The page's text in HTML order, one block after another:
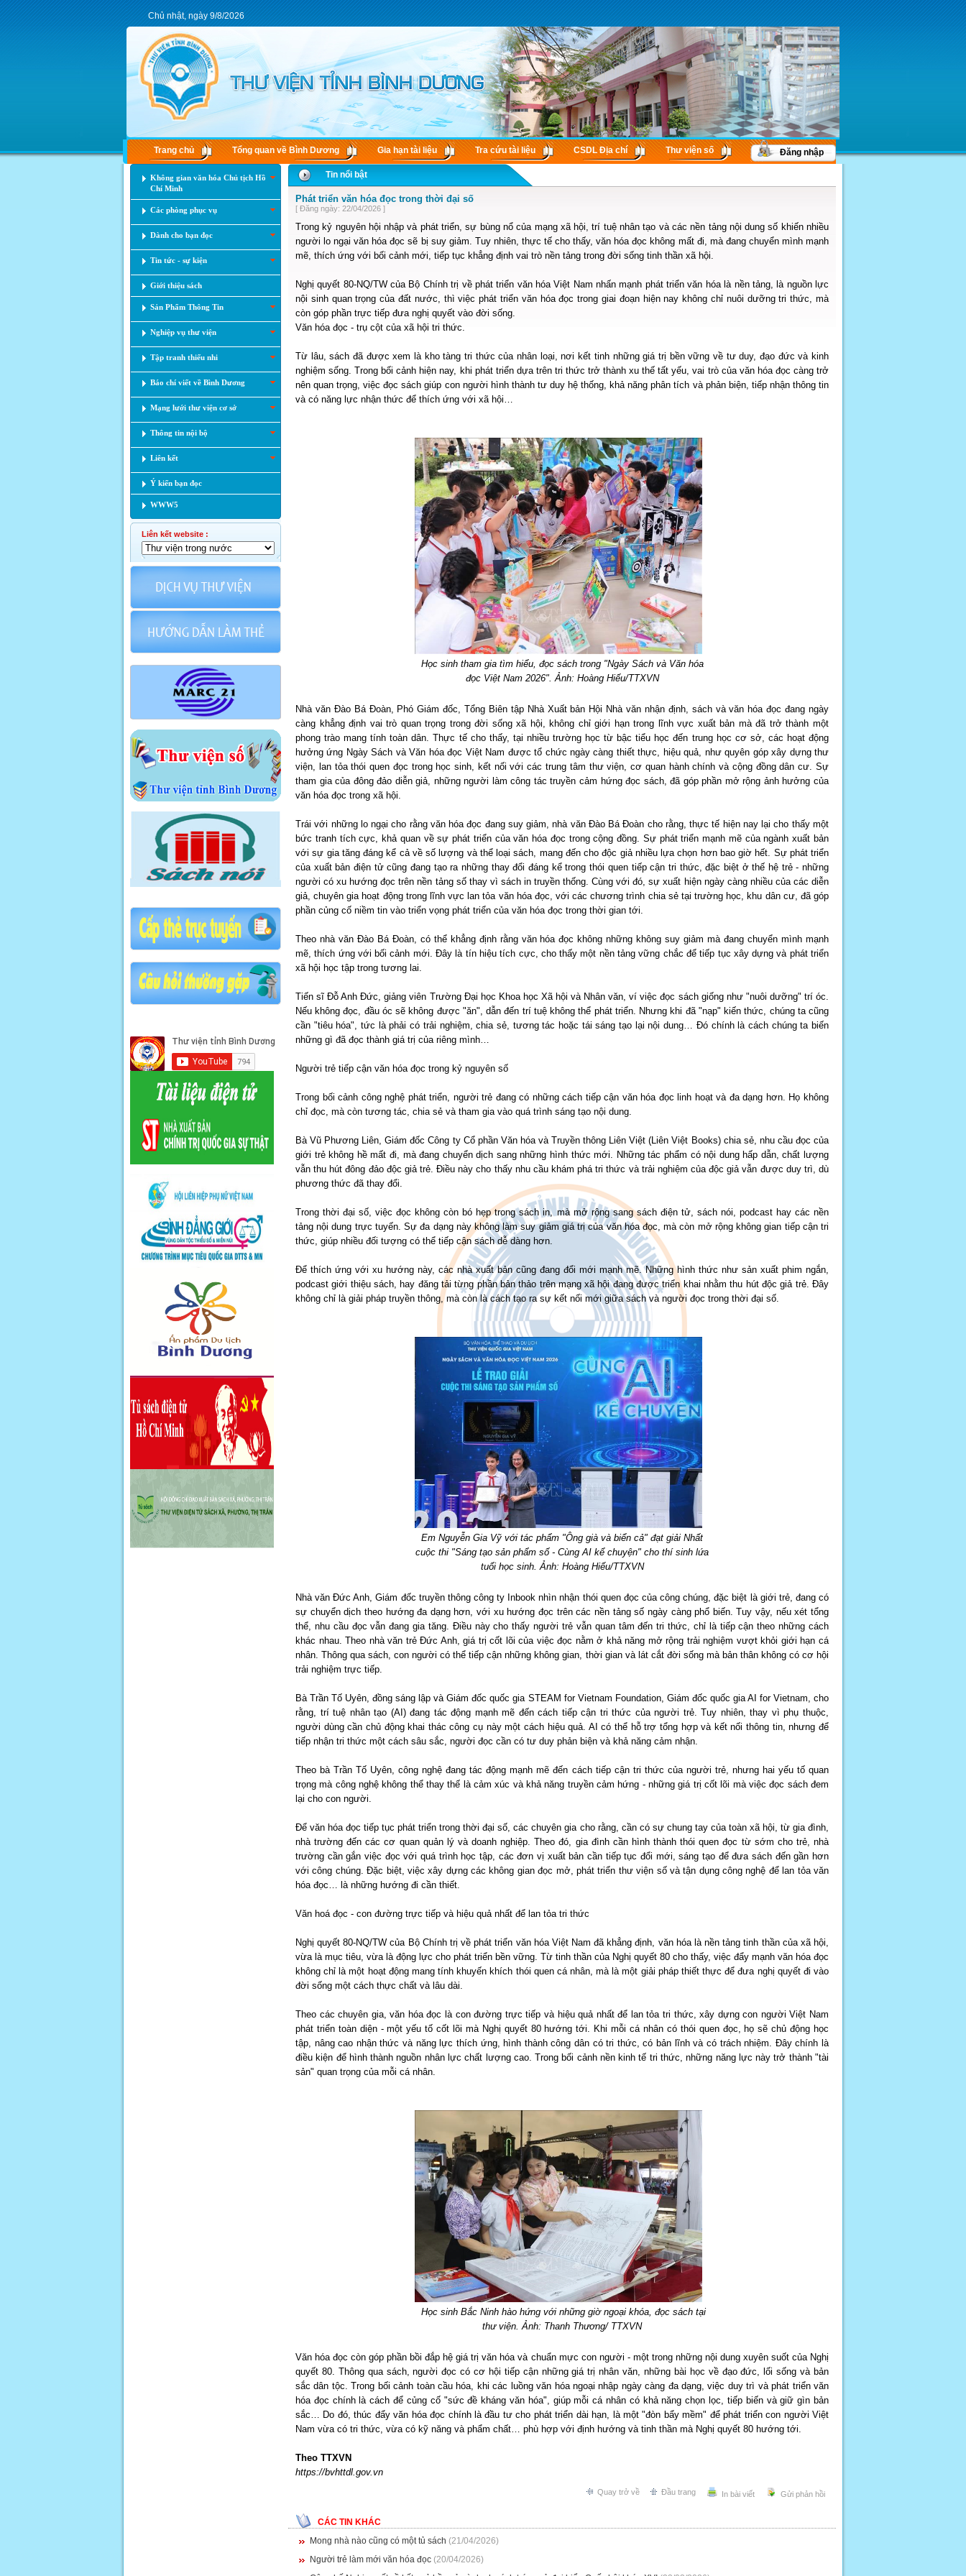
Chủ nhật, ngày 9/8/2026
Trang chủ Tổng quan về Bình Dương Gia hạn tài liệu Tra cứu tài liệu CSDL Ðịa chí Thư viện số Đăng nhập
Không gian văn hóa Chủ tịch Hồ
Chí Minh
Các phòng phục vụ
Dành cho bạn đọc
Tin tức - sự kiện
Giới thiệu sách
Sản Phẩm Thông Tin
Nghiệp vụ thư viện
Tập tranh thiếu nhi
Báo chí viết về Bình Dương
Mạng lưới thư viện cơ sở
Thông tin nội bộ
Liên kết
Ý kiến bạn đọc
WWW5
Liên kết website :
Tin nổi bật
Phát triển văn hóa đọc trong thời đại số
[ Đăng ngày: 22/04/2026 ]
Trong kỷ nguyên hội nhập và phát triển, sự bùng nổ của mạng xã hội, trí tuệ nhân tạo và các nền tảng nội dung số khiến nhiều
người lo ngại văn hóa đọc sẽ bị suy giảm. Tuy nhiên, thực tế cho thấy, văn hóa đọc không mất đi, mà đang chuyển mình mạnh
mẽ, thích ứng với bối cảnh mới, tiếp tục khẳng định vai trò nền tảng trong đời sống tinh thần xã hội.
Nghị quyết 80-NQ/TW của Bộ Chính trị về phát triển văn hóa Việt Nam nhấn mạnh phát triển văn hóa là nền tảng, là nguồn lực
nội sinh quan trọng của đất nước, thì việc phát triển văn hóa đọc trong giai đoạn hiện nay không chỉ nuôi dưỡng tri thức, mà
còn góp phần trực tiếp đưa nghị quyết vào đời sống.
Văn hóa đọc - trụ cột của xã hội tri thức.
Từ lâu, sách đã được xem là kho tàng tri thức của nhân loại, nơi kết tinh những giá trị bền vững về tư duy, đạo đức và kinh
nghiệm sống. Trong bối cảnh hiện nay, khi phát triển dựa trên tri thức trở thành xu thế tất yếu, vai trò của văn hóa đọc càng trở
nên quan trọng, việc đọc sách giúp con người hình thành tư duy hệ thống, khả năng phân tích và phản biện, tiếp nhận thông tin
và có năng lực nhận thức để thích ứng với xã hội…
Học sinh tham gia tìm hiểu, đọc sách trong "Ngày Sách và Văn hóa
đọc Việt Nam 2026". Ảnh: Hoàng Hiếu/TTXVN
Nhà văn Đào Bá Đoàn, Phó Giám đốc, Tổng Biên tập Nhà Xuất bản Hội Nhà văn nhận định, sách và văn hóa đọc đang ngày
càng khẳng định vai trò quan trọng trong đời sống xã hội, không chỉ giới hạn trong lĩnh vực xuất bản mà đã trở thành một
phong trào mang tính toàn dân. Thực tế cho thấy, tại nhiều trường học từ bậc tiểu học đến trung học cơ sở, các hoạt động
hưởng ứng Ngày Sách và Văn hóa đọc Việt Nam được tổ chức ngày càng thiết thực, hiệu quả, như quyên góp xây dựng thư
viện, lan tỏa thói quen đọc trong học sinh, kết nối với các trung tâm thư viện, cơ quan hành chính và cộng đồng dân cư. Sự
tham gia của đông đảo diễn giả, những người làm công tác truyền cảm hứng đọc sách, đã góp phần mở rộng ảnh hưởng của
văn hóa đọc trong xã hội.
Trái với những lo ngại cho rằng văn hóa đọc đang suy giảm, nhà văn Đào Bá Đoàn cho rằng, thực tế hiện nay lại cho thấy một
bức tranh tích cực, khả quan về sự phát triển của văn hóa đọc trong cộng đồng. Sự phát triển mạnh mẽ của ngành xuất bản
với sự gia tăng đáng kể cả về số lượng và thể loại sách, mang đến cho độc giả nhiều lựa chọn hơn bao giờ hết. Sự phát triển
của xuất bản điện tử cũng đang tạo ra những thay đổi đáng kể trong thói quen tiếp cận tri thức, đặc biệt ở thế hệ trẻ - những
người có xu hướng đọc trên nền tảng số thay vì sách in truyền thống. Cùng với đó, sự xuất hiện ngày càng nhiều của các diễn
giả, chuyên gia hoạt động trong lĩnh vực lan tỏa văn hóa đọc, với các chương trình chia sẻ tại trường học, khu dân cư, đã góp
phần củng cố niềm tin vào triển vọng phát triển của văn hóa đọc trong thời gian tới.
Theo nhà văn Đào Bá Đoàn, có thể khẳng định rằng văn hóa đọc không những không suy giảm mà đang chuyển mình mạnh
mẽ, thích ứng với bối cảnh mới. Đây là tín hiệu tích cực, cho thấy một nền tảng vững chắc để tiếp tục xây dựng và phát triển
xã hội học tập trong tương lai.
Tiến sĩ Đỗ Anh Đức, giảng viên Trường Đại học Khoa học Xã hội và Nhân văn, ví việc đọc sách giống như "nuôi dưỡng" trí óc.
Nếu không đọc, đầu óc sẽ không được "ăn", dẫn đến trí tuệ không thể phát triển. Nhưng khi đã "nạp" kiến thức, chúng ta cũng
cần "tiêu hóa", tức là phải có trải nghiệm, chia sẻ, tương tác hoặc tái sáng tạo lại nội dung… Đó chính là cách chúng ta biến
những gì đã đọc thành giá trị của riêng mình…
Người trẻ tiếp cận văn hóa đọc trong kỷ nguyên số
Trong bối cảnh công nghệ phát triển, người trẻ đang có những cách tiếp cận văn hóa đọc linh hoạt và đa dạng hơn. Họ không
chỉ đọc, mà còn tương tác, chia sẻ và tham gia vào quá trình sáng tạo nội dung.
Bà Vũ Phương Liên, Giám đốc Công ty Cổ phần Văn hóa và Truyền thông Liên Việt (Liên Việt Books) chia sẻ, nhu cầu đọc của
giới trẻ không hề mất đi, mà đang chuyển dịch sang những hình thức mới. Những tác phẩm có nội dung hấp dẫn, chất lượng
vẫn thu hút đông đảo độc giả trẻ. Điều này cho thấy nhu cầu khám phá tri thức và trải nghiệm của độc giả vẫn được duy trì, dù
phương thức đã thay đổi.
Trong thời đại số, việc đọc không còn bó hẹp trong sách in, mà mở rộng sang sách điện tử, sách nói, podcast hay các nền
tảng nội dung trực tuyến. Sự đa dạng này không làm suy giảm giá trị của văn hóa đọc, mà còn mở rộng không gian tiếp cận tri
thức, giúp nhiều đối tượng có thể tiếp cận sách dễ dàng hơn.
Để thích ứng với xu hướng này, các nhà xuất bản cũng đang đổi mới mạnh mẽ. Những hình thức như sản xuất phim ngắn,
podcast giới thiệu sách, hay đăng tải từng phần bản thảo trên mạng xã hội đang được triển khai nhằm thu hút độc giả trẻ. Đây
không chỉ là giải pháp truyền thông, mà còn là cách tạo ra sự kết nối mới giữa sách và người đọc trong thời đại số.
Em Nguyễn Gia Vỹ với tác phẩm "Ông già và biển cả" đạt giải Nhất
cuộc thi "Sáng tạo sản phẩm số - Cùng AI kể chuyện" cho thí sinh lứa
tuổi học sinh. Ảnh: Hoàng Hiếu/TTXVN
Nhà văn Đức Anh, Giám đốc truyền thông công ty Inbook nhìn nhận thói quen đọc của công chúng, đặc biệt là giới trẻ, đang có
sự chuyển dịch theo hướng đa dạng hơn, với xu hướng đọc trên các nền tảng số ngày càng phổ biến. Tuy vậy, nếu xét tổng
thể, nhu cầu đọc vẫn đang gia tăng. Điều này cho thấy người trẻ vẫn quan tâm đến tri thức, chỉ là tiếp cận theo những cách
khác nhau. Theo nhà văn trẻ Đức Anh, giá trị cốt lõi của việc đọc nằm ở khả năng mở rộng trải nghiệm vượt khỏi giới hạn cá
nhân. Thông qua sách, con người có thể tiếp cận những không gian, thời gian và lát cắt đời sống mà bản thân không có cơ hội
trải nghiệm trực tiếp.
Bà Trần Tố Uyên, đồng sáng lập và Giám đốc quốc gia STEAM for Vietnam Foundation, Giám đốc quốc gia AI for Vietnam, cho
rằng, trí tuệ nhân tạo (AI) đang tác động mạnh mẽ đến cách tiếp cận tri thức của người trẻ. Tuy nhiên, thay vì phụ thuộc,
người dùng cần chủ động khai thác công cụ này một cách hiệu quả. AI có thể hỗ trợ tổng hợp và kết nối thông tin, nhưng để
tiếp nhận tri thức một cách sâu sắc, người đọc cần có tư duy phản biện và khả năng cảm nhận.
Theo bà Trần Tố Uyên, công nghệ đang tác động mạnh mẽ đến cách tiếp cận tri thức của người trẻ, nhưng hai yếu tố quan
trọng mà công nghệ không thể thay thế là cảm xúc và khả năng truyền cảm hứng - những giá trị cốt lõi mà việc đọc sách đem
lại cho con người.
Để văn hóa đọc tiếp tục phát triển trong thời đại số, các chuyên gia cho rằng, cần có sự chung tay của toàn xã hội, từ gia đình,
nhà trường đến các cơ quan quản lý và doanh nghiệp. Theo đó, gia đình cần hình thành thói quen đọc từ sớm cho trẻ, nhà
trường cần gắn việc đọc với quá trình học tập, các đơn vị xuất bản cần tiếp tục đổi mới, sáng tạo để đưa sách đến gần hơn
với công chúng. Đặc biệt, việc xây dựng các không gian đọc mở, phát triển thư viện số và tận dụng công nghệ để lan tỏa văn
hóa đọc… là những hướng đi cần thiết.
Văn hoá đọc - con đường trực tiếp và hiệu quả nhất để lan tỏa tri thức
Nghị quyết 80-NQ/TW của Bộ Chính trị về phát triển văn hóa Việt Nam đã khẳng định, văn hóa là nền tảng tinh thần của xã hội,
vừa là mục tiêu, vừa là động lực cho phát triển bền vững. Từ tinh thần của Nghị quyết 80 cho thấy, việc đẩy mạnh văn hóa đọc
không chỉ là một hoạt động mang tính khuyến khích thói quen cá nhân, mà là một giải pháp thiết thực để đưa nghị quyết đi vào
đời sống một cách thực chất và lâu dài.
Theo các chuyên gia, văn hóa đọc là con đường trực tiếp và hiệu quả nhất để lan tỏa tri thức, xây dựng con người Việt Nam
phát triển toàn diện - một yếu tố cốt lõi mà Nghị quyết 80 hướng tới. Khi mỗi cá nhân có thói quen đọc, họ sẽ chủ động học
tập, nâng cao nhận thức và năng lực thích ứng, hình thành công dân có tri thức, có bản lĩnh và có trách nhiệm. Đây chính là
điều kiện để hình thành nguồn nhân lực chất lượng cao. Trong bối cảnh nền kinh tế tri thức, những năng lực này trở thành "tài
sản" quan trọng của mỗi cá nhân.
Học sinh Bắc Ninh hào hứng với những giờ ngoại khóa, đọc sách tại
thư viện. Ảnh: Thanh Thương/ TTXVN
Văn hóa đọc còn góp phần bồi đắp hệ giá trị văn hóa và chuẩn mực con người - một trong những nội dung xuyên suốt của Nghị
quyết 80. Thông qua sách, người đọc có cơ hội tiếp cận những giá trị nhân văn, những bài học về đạo đức, lối sống và bản
sắc dân tộc. Trong bối cảnh toàn cầu hóa, khi các luồng văn hóa ngoại nhập ngày càng đa dạng, việc duy trì và phát triển văn
hóa đọc chính là cách để củng cố "sức đề kháng văn hóa", giúp mỗi cá nhân có khả năng chọn lọc, tiếp biến và giữ gìn bản
sắc… Do đó, thúc đẩy văn hóa đọc chính là đầu tư cho phát triển dài hạn, là một "đòn bẩy mềm" để phát triển con người Việt
Nam vừa có tri thức, vừa có kỹ năng và phẩm chất… phù hợp với định hướng và tinh thần mà Nghị quyết 80 hướng tới.
Theo TTXVN
https://bvhttdl.gov.vn
Gửi phản hồi
In bài viết
Đầu trang
Quay trở về
CÁC TIN KHÁC
Mong nhà nào cũng có một tủ sách (21/04/2026)
Người trẻ làm mới văn hóa đọc (20/04/2026)